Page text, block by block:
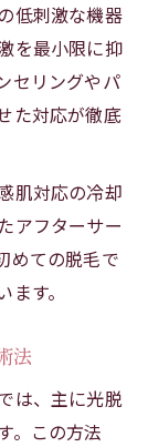
脱毛サロン
底解説
ンの見つ
すすめ店
スパ比較
のポイン
毛対策
を解説
方法
低刺激な機器
を最小限に抑
セリングやパ
た対応が徹底
肌対応の冷却
アフターサー
めての脱毛で
す。
法
は、主に光脱
。この方法